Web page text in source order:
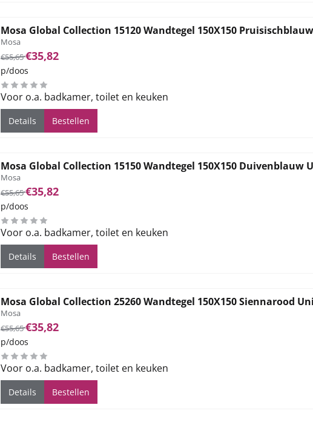
Mosa Global Collection 15120 Wandtegel 150X150
Merk:
Mosa
Van 55,65 voor 35,82
€55,65€35,82
p/doos
Voor o.a. badkamer, toilet en keuken
Details Bestellen
Mosa Global Collection 15150 Wandtegel 150X150 Duivenblauw
Merk:
Mosa
Van 55,65 voor 35,82
€55,65€35,82
p/doos
Voor o.a. badkamer, toilet en keuken
Details Bestellen
Mosa Global Collection 25260 Wandtegel 150X150 Siennarood
Merk:
Mosa
Van 55,65 voor 35,82
€55,65€35,82
p/doos
Voor o.a. badkamer, toilet en keuken
Details Bestellen